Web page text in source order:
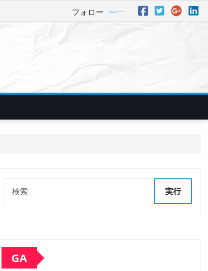
フォロー
実行
GA